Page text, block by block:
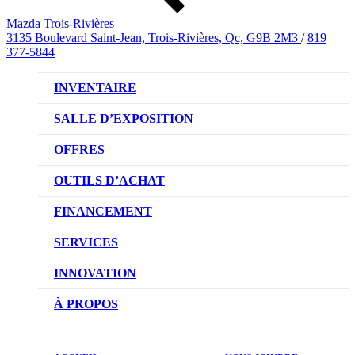
Mazda Trois-Rivières
3135 Boulevard Saint-Jean, Trois-Rivières, Qc, G9B 2M3 / 819
377-5844
INVENTAIRE
VÉHICULES NEUFS
VÉHICULES D’OCCASION
SALLE D’EXPOSITION
OFFRES
OFFRES DU CONCESSIONNAIRE
OUTILS D’ACHAT
CONFIGUREZ VOTRE VÉHICULE
RÉSERVEZ UN ESSAI ROUTIER
DEMANDEZ UN PRIX
FINANCEMENT
NOTRE DIFFÉRENCE
DEMANDE DE CRÉDIT AUTO
SERVICES
NOTRE PROMESSE
PRENDRE UN RENDEZ-VOUS
INNOVATION
TECHNOLOGIE SKYACTIV
À PROPOS